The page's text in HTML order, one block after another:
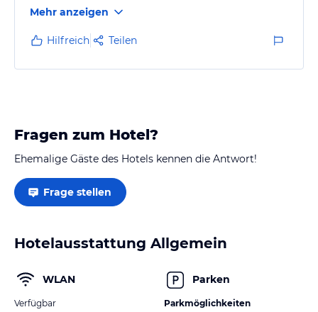
Das Frühstück ist nicht erwähnenswert, einfach
08/15.
Das Hotel ist zu teuer!
Mehr anzeigen
Hilfreich Teilen
Fragen zum Hotel?
Ehemalige Gäste des Hotels kennen die Antwort!
Frage stellen
Hotelausstattung Allgemein
WLAN
Verfügbar
Parken
Parkmöglichkeiten